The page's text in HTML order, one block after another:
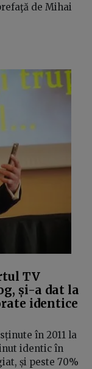
de Mihai
TV
și-a dat la
identice
în 2011 la
identic în
și peste 70%